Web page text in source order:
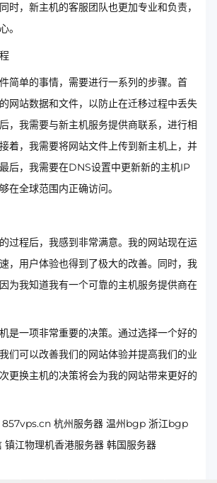
时，新主机的客服团队也更加专业和负责，
。
简单的事情，需要进行一系列的步骤。首
网站数据和文件，以防止在迁移过程中丢失
，我需要与新主机服务提供商联系，进行相
着，我需要将网站文件上传到新主机上，并
后，我需要在DNS设置中更新新的主机IP
在全球范围内正确访问。
过程后，我感到非常满意。我的网站现在运
，用户体验也得到了极大的改善。同时，我
为我知道我有一个可靠的主机服务提供商在
是一项非常重要的决策。通过选择一个好的
们可以改善我们的网站体验并提高我们的业
更换主机的决策将会为我的网站带来更好的
857vps.cn 杭州服务器 温州bgp 浙江bgp
镇江物理机香港服务器 韩国服务器